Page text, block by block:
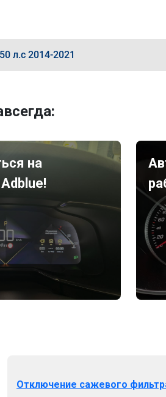
л.с 2014-2021
на
Отключение сажевого